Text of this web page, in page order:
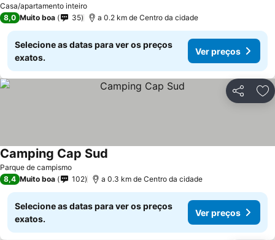
Casa/apartamento inteiro
8,0 Muito boa 35 a 0.2 km de Centro da cidade
Selecione as datas para ver os preços
exatos.
Ver preços
Partilhar
Parque de campismo
Camping Cap Sud
8,4 Muito boa 102 a 0.3 km de Centro da cidade
Selecione as datas para ver os preços
exatos.
Ver preços